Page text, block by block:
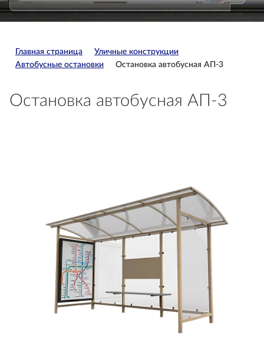
Главная страница
Уличные конструкции
Автобусные остановки
Остановка автобусная АП-3
Остановка автобусная АП-3